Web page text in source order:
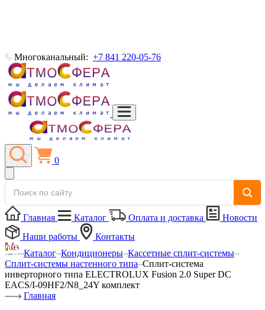
Многоканальный: +7 841 220-05-76
0
Главная Каталог Оплата и доставка
Новости
Наши работы
Контакты
Каталог Кондиционеры Кассетные сплит-системы
Сплит-системы настенного типа Сплит-система
инверторного типа ELECTROLUX Fusion 2.0 Super DC
EACS/I-09HF2/N8_24Y комплект
Главная